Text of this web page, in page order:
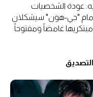
عودة الشخصيات
"جي-هون" سيشكلان
غامضاً ومفتوحاً